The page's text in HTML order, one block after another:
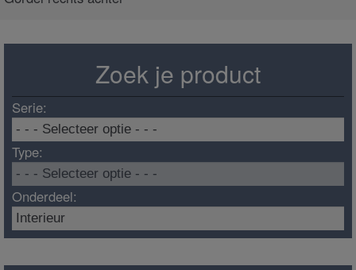
Zoek je product
Serie:
Type:
Onderdeel: